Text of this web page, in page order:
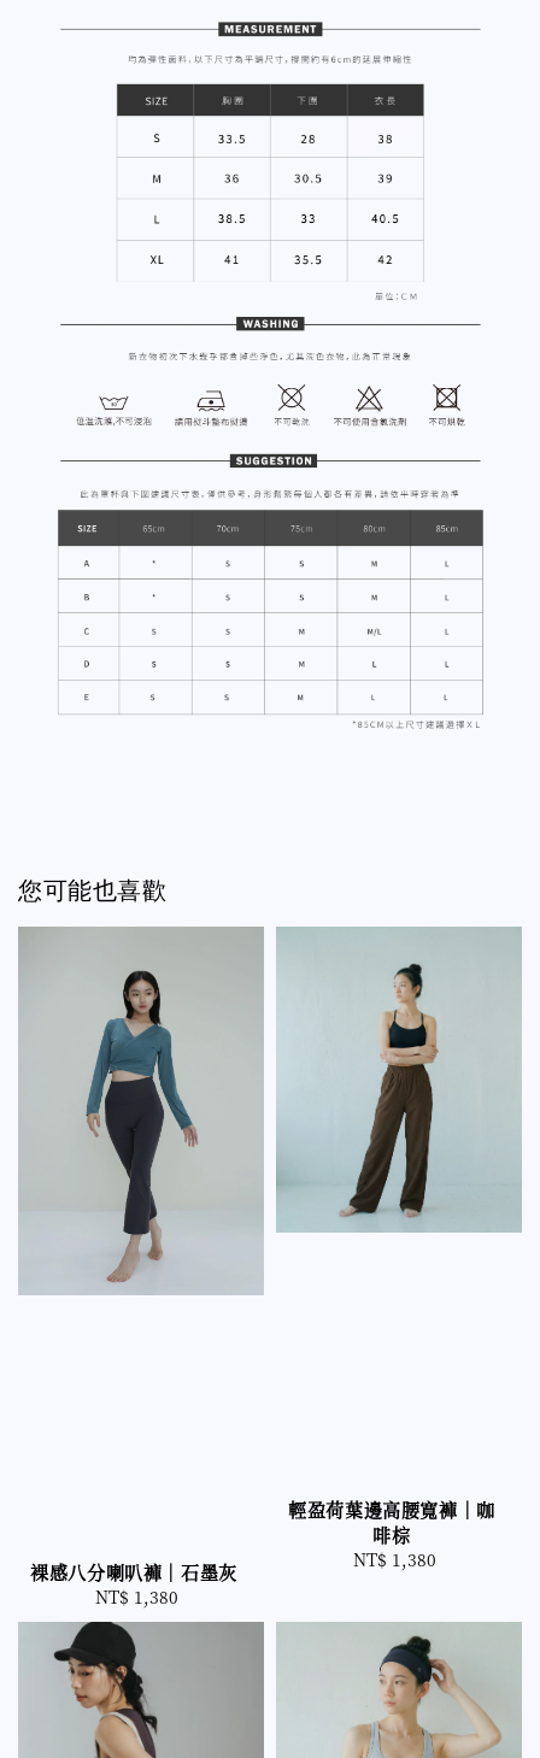
您可能也喜歡
裸感八分喇叭褲｜石墨灰
Regular
price
NT$ 1,380
輕盈荷葉邊高腰寬褲｜咖
啡棕
Regular
NT$ 1,380